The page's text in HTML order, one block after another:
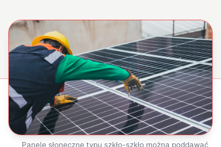
Panele słoneczne typu szkło-szkło można poddawać